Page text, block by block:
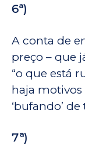
6ª)
A conta de
preço – que
“o que está
haja motivos
‘bufando’
7ª)